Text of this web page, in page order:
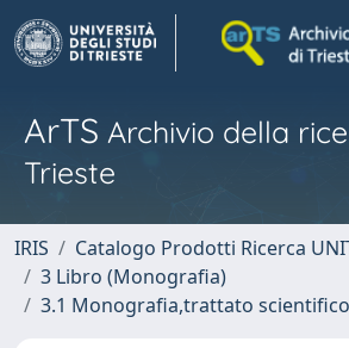
ArTS Archivio della
Trieste
IRIS
Catalogo Prodotti Ricerca
3 Libro (Monografia)
3.1 Monografia,trattato scientifico